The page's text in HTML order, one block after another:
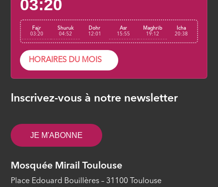
ÉPISODE 9
La Basmala (Bismillahir-Rahmanir-
Rahim) est-elle un verset de la
ÉPISODE 11
03:20
Fajr
03:20
Shuruk
04:52
Dohr
12:01
Asr
15:55
Maghrib
19:12
Icha
20:38
HORAIRES DU MOIS
Inscrivez-vous à notre newsletter
JE M'ABONNE
Mosquée Mirail Toulouse
Place Edouard Bouillères – 31100 Toulouse